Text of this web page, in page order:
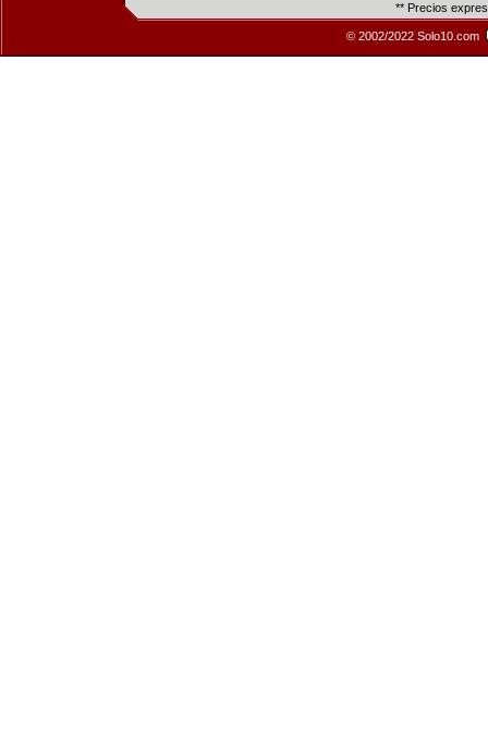
** Precios
© 2002/2022 Solo10.com